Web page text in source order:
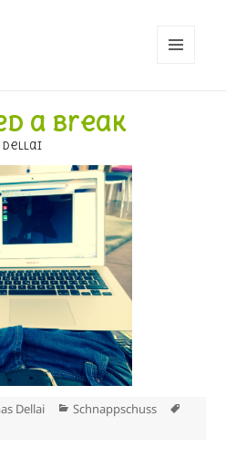
a break
Dellai
Dellai Kategorien
Schnappschuss